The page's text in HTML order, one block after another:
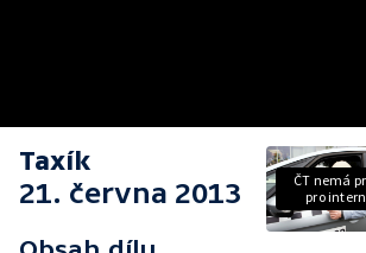
Taxík
21. června 2013
ČT nemá
pro